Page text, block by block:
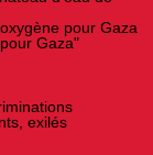
pour Gaza
Gaza"
exilés